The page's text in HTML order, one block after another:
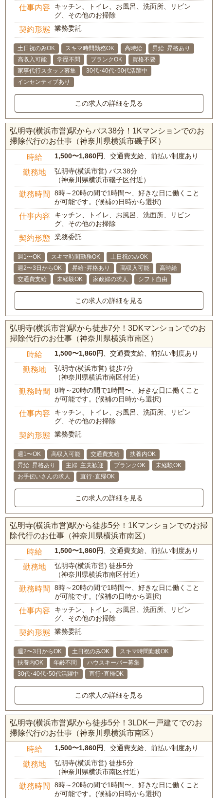
仕事内容
キッチン、トイレ、お風呂、洗面所、リビン
グ、その他のお掃除
契約形態 業務委託
土日祝のみOK スキマ時間勤務OK 高時給
昇給･昇格あり
高収入可能
学歴不問 ブランクOK
資格不要
家事代行スタッフ募集
30代･40代･50代活躍中
インセンティブあり
この求人の詳細を見る
弘明寺(横浜市営)駅からバス38分！1Kマンションでのお
掃除代行のお仕事（神奈川県横浜市磯子区）
時給 1,500〜1,860円 、交通費支給、前払い制度あり
勤務地
弘明寺(横浜市営) バス38分
（神奈川県横浜市磯子区付近）
勤務時間
8時～20時の間で1時間〜、好きな日に働くこと
が可能です。(候補の日時から選択)
仕事内容
キッチン、トイレ、お風呂、洗面所、リビン
グ、その他のお掃除
契約形態 業務委託
週1〜OK スキマ時間勤務OK
土日祝のみOK
週2〜3日からOK
昇給･昇格あり 高収入可能
高時給
交通費支給
未経験OK 家政婦の求人 シフト自由
この求人の詳細を見る
弘明寺(横浜市営)駅から徒歩7分！3DKマンションでのお
掃除代行のお仕事（神奈川県横浜市南区）
時給 1,500〜1,860円 、交通費支給、前払い制度あり
勤務地
弘明寺(横浜市営) 徒歩7分
（神奈川県横浜市南区付近）
勤務時間
8時～20時の間で1時間〜、好きな日に働くこと
が可能です。(候補の日時から選択)
仕事内容
キッチン、トイレ、お風呂、洗面所、リビン
グ、その他のお掃除
契約形態 業務委託
週1〜OK 高収入可能 交通費支給
扶養内OK
昇給･昇格あり
主婦･主夫歓迎 ブランクOK
未経験OK
お手伝いさんの求人
直行･直帰OK
この求人の詳細を見る
弘明寺(横浜市営)駅から徒歩5分！1Kマンションでのお掃
除代行のお仕事（神奈川県横浜市南区）
時給 1,500〜1,860円 、交通費支給、前払い制度あり
勤務地
弘明寺(横浜市営) 徒歩5分
（神奈川県横浜市南区付近）
勤務時間
8時～20時の間で1時間〜、好きな日に働くこと
が可能です。(候補の日時から選択)
仕事内容
キッチン、トイレ、お風呂、洗面所、リビン
グ、その他のお掃除
契約形態 業務委託
週2〜3日からOK 土日祝のみOK
スキマ時間勤務OK
扶養内OK
年齢不問
ハウスキーパー募集
30代･40代･50代活躍中
直行･直帰OK
この求人の詳細を見る
弘明寺(横浜市営)駅から徒歩5分！3LDK一戸建てでのお
掃除代行のお仕事（神奈川県横浜市南区）
時給 1,500〜1,860円 、交通費支給、前払い制度あり
勤務地
弘明寺(横浜市営) 徒歩5分
（神奈川県横浜市南区付近）
勤務時間
8時～20時の間で1時間〜、好きな日に働くこと
が可能です。(候補の日時から選択)